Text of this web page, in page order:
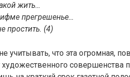
жить…
прегрешенье…
простить. (4)
учитывать, что эта огромная,
совершенства